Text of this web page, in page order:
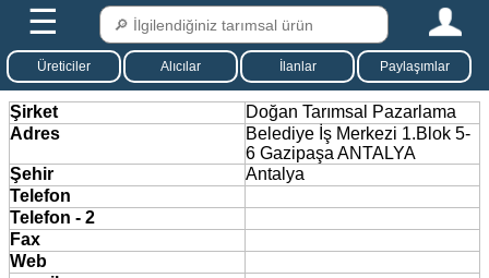
☰
Üreticiler Alıcılar İlanlar Paylaşımlar
Şirket
Doğan Tarımsal Pazarlama
Adres
Belediye İş Merkezi 1.Blok 5-
6 Gazipaşa ANTALYA
Şehir
Antalya
Telefon
Telefon - 2
Fax
Web